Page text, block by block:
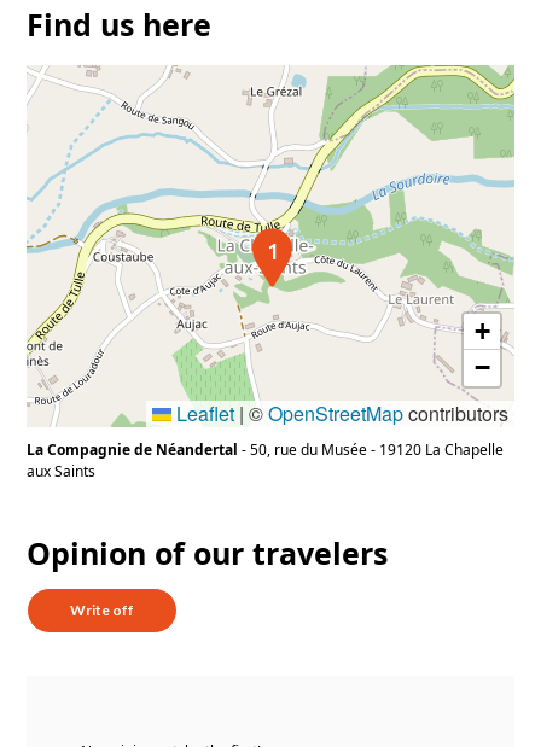
Find us here
1
+
−
Leaflet | ©OpenStreetMapcontributors
La Compagnie de Néandertal -50, rue du Musée- 19120 La Chapelle
aux Saints
Opinion of our travelers
Write off